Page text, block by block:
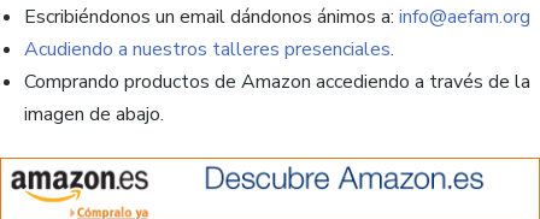
Escribiéndonos un email dándonos ánimos a: info@aefam.org
Acudiendo a nuestros talleres presenciales.
Comprando productos de Amazon accediendo a través de la
imagen de abajo.